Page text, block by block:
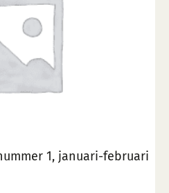
1, januari-februari